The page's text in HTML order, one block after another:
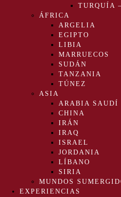
TURQUÍA
ÁFRICA
ARGELIA
EGIPTO
LIBIA
MARRUECOS
SUDÁN
TANZANIA
TÚNEZ
ASIA
ARABIA SAUDÍ
CHINA
IRÁN
IRAQ
ISRAEL
JORDANIA
LÍBANO
SIRIA
MUNDOS
EXPERIENCIAS